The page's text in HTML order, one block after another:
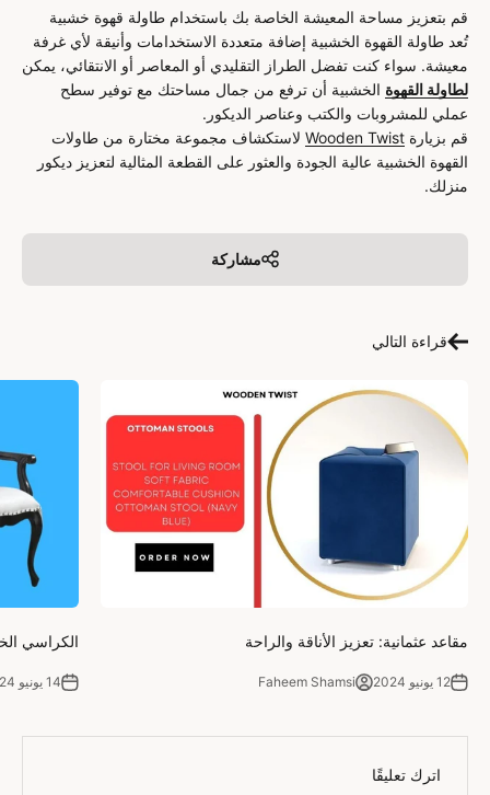
قم بتعزيز مساحة المعيشة الخاصة بك باستخدام طاولة قهوة خشبية
تُعد طاولة القهوة الخشبية إضافة متعددة الاستخدامات وأنيقة لأي غرفة
معيشة. سواء كنت تفضل الطراز التقليدي أو المعاصر أو الانتقائي، يمكن
لطاولة القهوة الخشبية أن ترفع من جمال مساحتك مع توفير سطح
عملي للمشروبات والكتب وعناصر الديكور.
قم بزيارة Wooden Twist لاستكشاف مجموعة مختارة من طاولات
القهوة الخشبية عالية الجودة والعثور على القطعة المثالية لتعزيز ديكور
منزلك.
مشاركة
قراءة التالي
مقاعد عثمانية: تعزيز الأناقة والراحة
12 يونيو 2024 Faheem Shamsi
الكراسي
14 يونيو 2024
اترك تعليقًا